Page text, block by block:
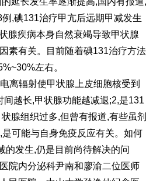
,碘131治疗甲亢后远期甲减发生
腺疾病本身自然衰竭导致甲状腺
素有关。目前随着碘131治疗方法
左右。
离辐射使甲状腺上皮细胞核受到
越长,甲状腺功能越减退;2,是131
腺组织过多,但曾有报道,有些虽剂
可能与自身免疫反应有关。如何
的发生,仍是目前尚待解决的问
院内分泌科尹南和廖渝二位医师